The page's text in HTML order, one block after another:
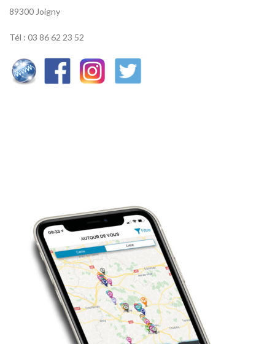
89300 Joigny
Tél : 03 86 62 23 52